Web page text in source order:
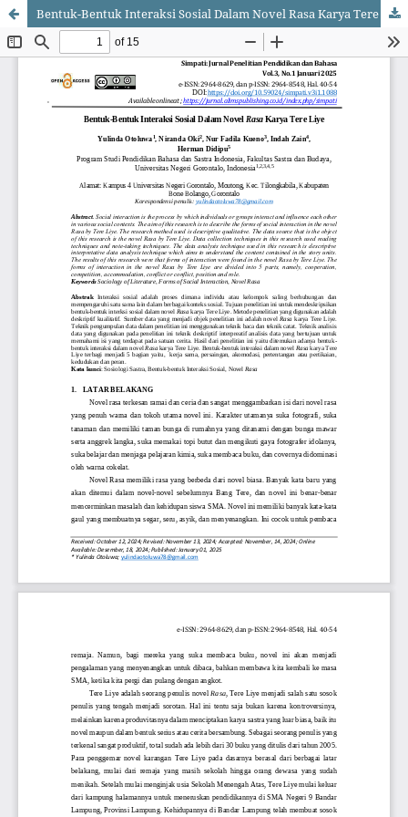
Bentuk-Bentuk Interaksi Sosial Dalam Novel Rasa Karya Tere Liye